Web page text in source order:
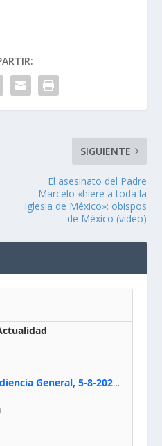
SIGUIENTE
El asesinato del Padre
Marcelo «hiere a toda la
Iglesia de México»: obispos
de México (video)
Papa León Xiv en la Audiencia General, 5-8-2026: «Dios en el primer puesto; la oración, nuestra primera obligación; la liturgia, la primera fuente de la vida divina que se nos comunica, la primera escuela de nuestra vida espiritual»